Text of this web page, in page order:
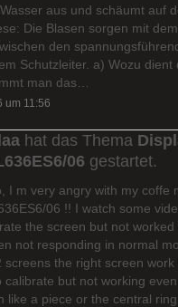
aus und schäumt auf
Die Blasen sorgen mit
den
Schutzleiter. a) Wozu dient
man das…
um 11:56
hat das Thema
06 gestartet.
I m very angry with my coffe
06 !! I watch some
the screen but not
not responding in normal
screens the right screen
calibrate but not working
like a piece or the central